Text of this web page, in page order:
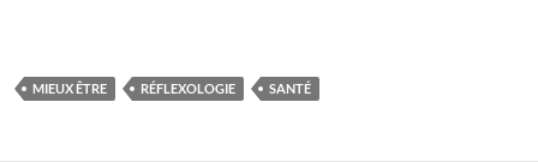
MIEUX ÊTRE RÉFLEXOLOGIE SANTÉ